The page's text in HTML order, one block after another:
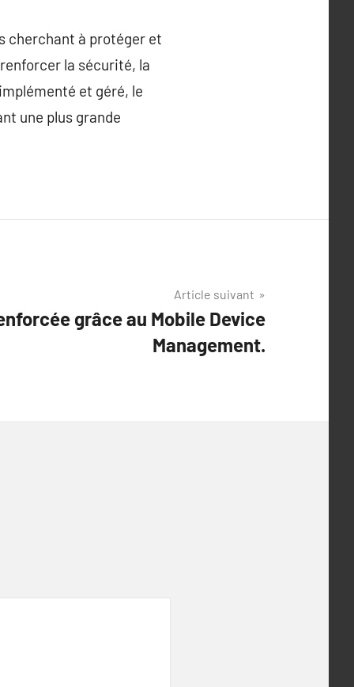
cherchant à protéger et
la sécurité, la
et géré, le
une plus grande
Article suivant
grâce au Mobile Device
Management.